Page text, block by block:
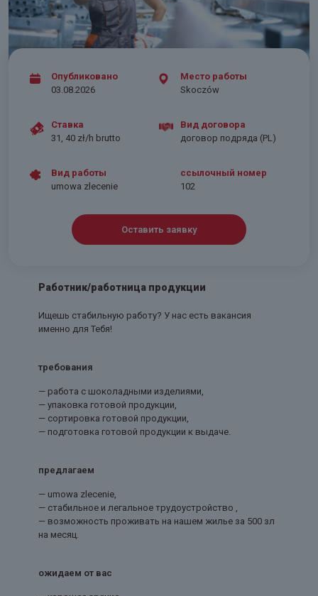
Работник/работница продукции
Ищешь стабильную работу? У нас есть вакансия
именно для Тебя!
требования
— работа с шоколадными изделиями,
— упаковка готовой продукции,
— сортировка готовой продукции,
— подготовка готовой продукции к выдаче.
предлагаем
— umowa zlecenie,
— стабильное и легальное трудоустройство ,
— возможность проживать на нашем жилье за 500 зл
на месяц.
ожидаем от вас
Опубликовано
03.08.2026
Место работы
Skoczów
Ставка
31, 40 zł/h brutto
Вид договора
договор подряда (PL)
Вид работы
umowa zlecenie
ссылочный номер
102
Оставить заявку